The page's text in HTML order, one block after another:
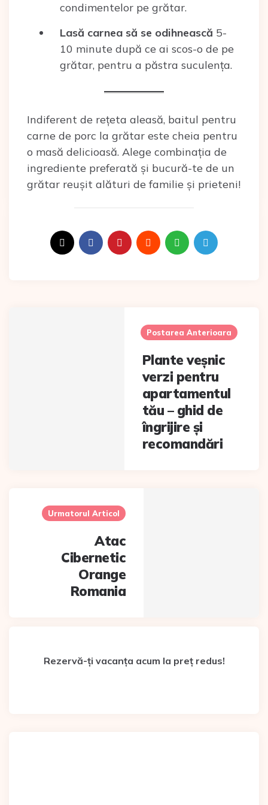
condimentelor pe grătar.
Lasă carnea să se odihnească 5-
10 minute după ce ai scos-o de pe
grătar, pentru a păstra suculența.
Indiferent de rețeta aleasă, baitul pentru
carne de porc la grătar este cheia pentru
o masă delicioasă. Alege combinația de
ingrediente preferată și bucură-te de un
grătar reușit alături de familie și prieteni!
Postarea Anterioara
Plante veșnic
verzi pentru
apartamentul
tău – ghid de
îngrijire și
recomandări
Urmatorul Articol
Atac
Cibernetic
Orange
Romania
Rezervă-ți vacanța acum la preț redus!